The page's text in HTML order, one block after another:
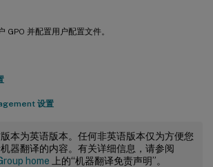
GPO 并配置用户配置文件。
设置
本为英语版本。任何非英语版本仅为方便您
器翻译的内容。有关详细信息，请参阅
home 上的“机器翻译免责声明”。